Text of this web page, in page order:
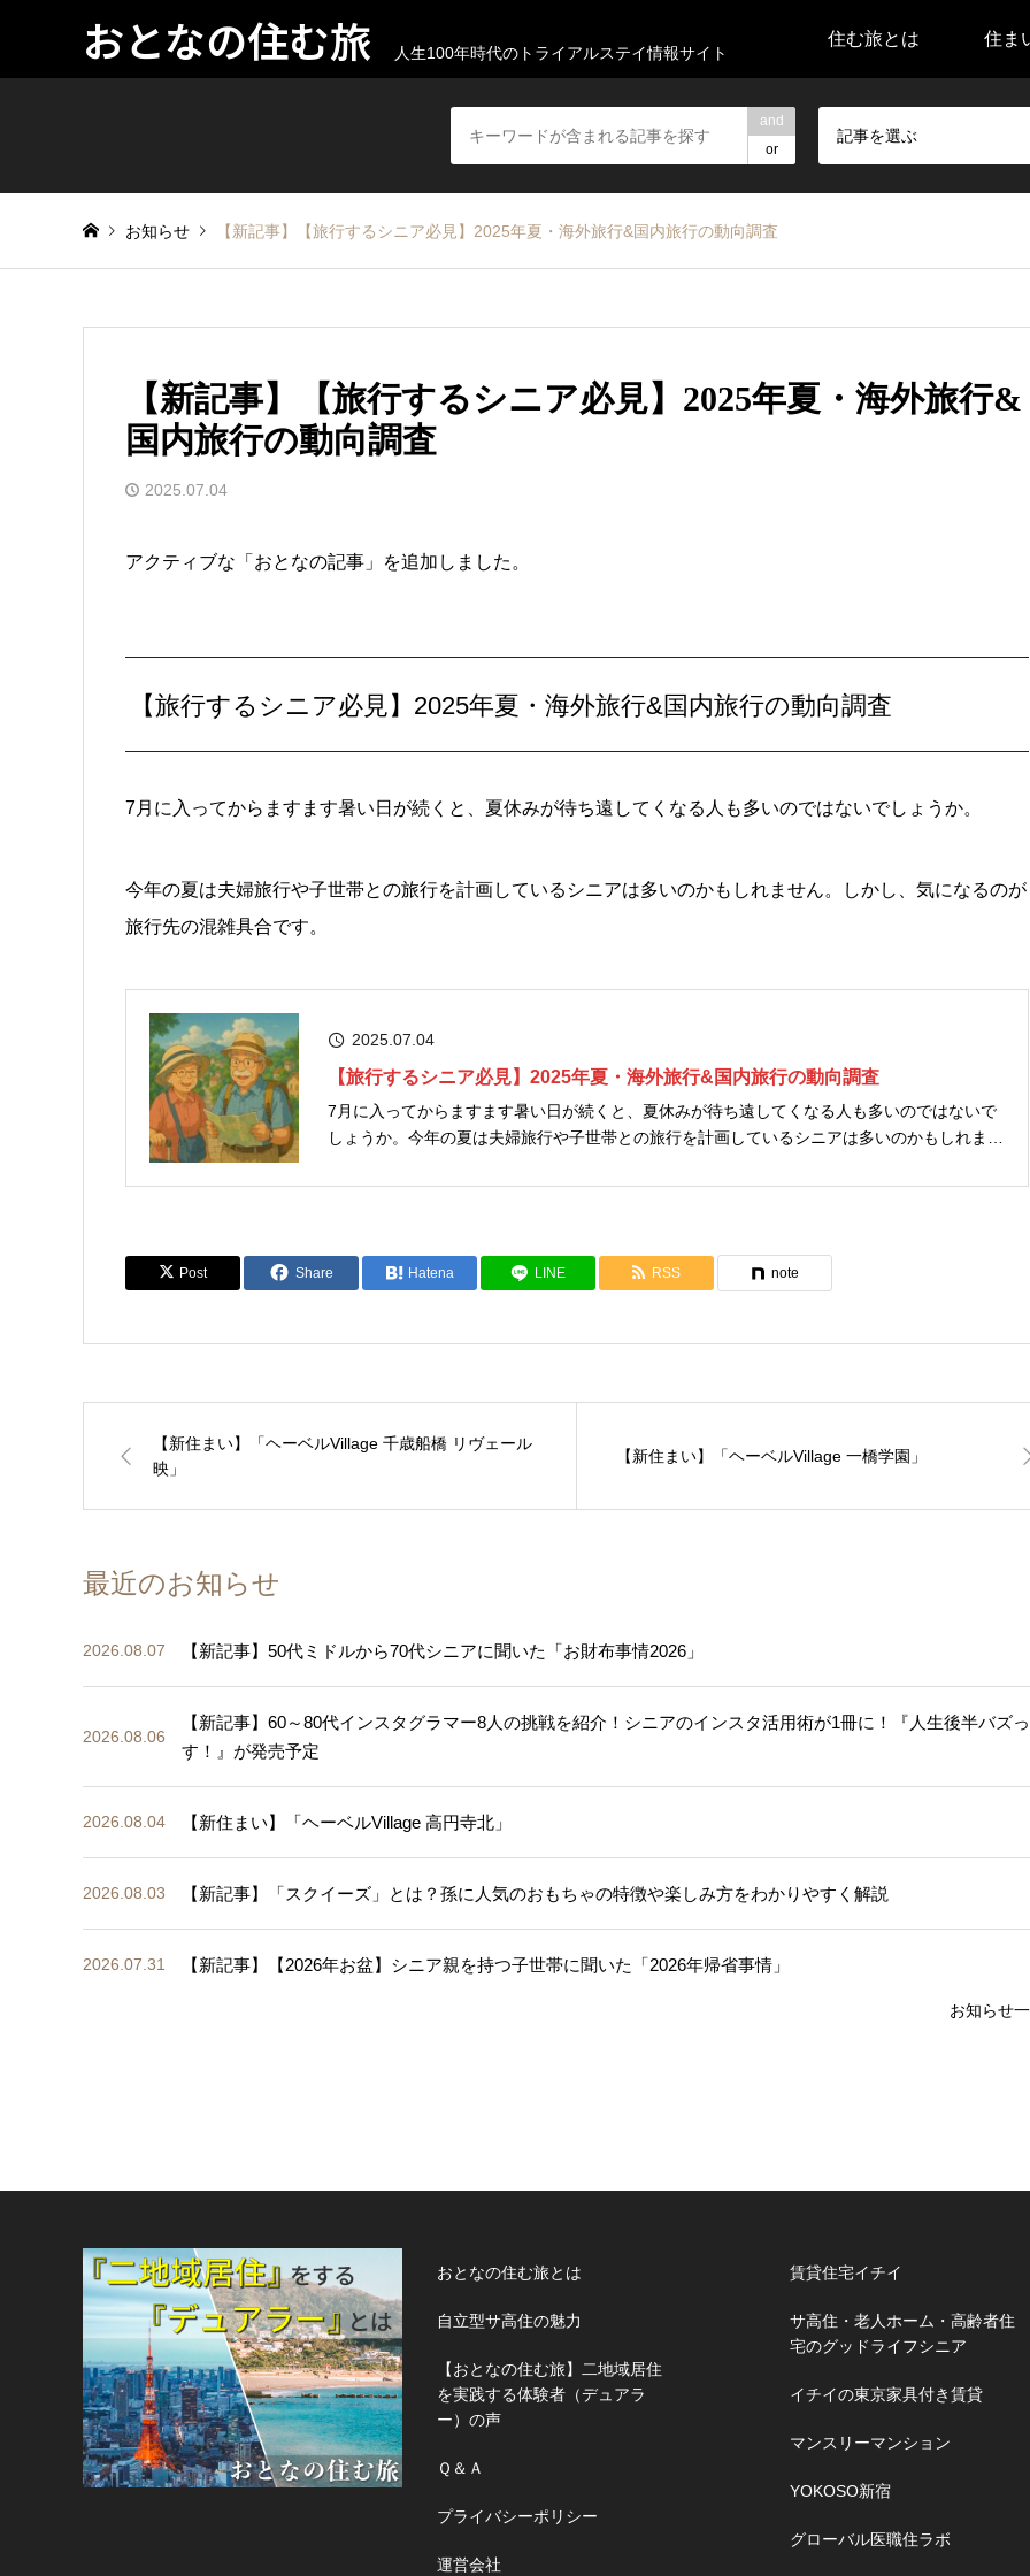
おとなの住む旅 人生100年時代のトライアルステイ情報サイト
住む旅とは 住ま
and
or
記事を選ぶ
お知らせ 【新記事】【旅行するシニア必見】2025年夏・海外旅行&国内旅行の動向調査
【新記事】【旅行するシニア必見】2025年夏・海外旅行&
国内旅行の動向調査
2025.07.04
アクティブな「おとなの記事」を追加しました。
【旅行するシニア必見】2025年夏・海外旅行&国内旅行の動向調査
7月に入ってからますます暑い日が続くと、夏休みが待ち遠してくなる人も多いのではないでしょうか。
今年の夏は夫婦旅行や子世帯との旅行を計画しているシニアは多いのかもしれません。しかし、気になるのが
旅行先の混雑具合です。
2025.07.04
【旅行するシニア必見】2025年夏・海外旅行&国内旅行の動向調査
7月に入ってからますます暑い日が続くと、夏休みが待ち遠してくなる人も多いのではないで
しょうか。今年の夏は夫婦旅行や子世帯との旅行を計画しているシニアは多いのかもしれませ
月15日～8月31日出発）の海外旅...
Post Share Hatena LINE RSS note
【新住まい】「ヘーベルVillage 千歳船橋 リヴェール
映」
【新住まい】「ヘーベルVillage 一橋学園」
最近のお知らせ
2026.08.07 【新記事】50代ミドルから70代シニアに聞いた「お財布事情2026」
2026.08.06
【新記事】60～80代インスタグラマー8人の挑戦を紹介！シニアのインスタ活用術が1冊に！『人生後半バズ
す！』が発売予定
2026.08.04 【新住まい】「ヘーベルVillage 高円寺北」
2026.08.03 【新記事】「スクイーズ」とは？孫に人気のおもちゃの特徴や楽しみ方をわかりやすく解説
2026.07.31 【新記事】【2026年お盆】シニア親を持つ子世帯に聞いた「2026年帰省事情」
お知らせ
おとなの住む旅とは
自立型サ高住の魅力
【おとなの住む旅】二地域居住
を実践する体験者（デュアラ
ー）の声
Ｑ＆Ａ
プライバシーポリシー
運営会社
賃貸住宅イチイ
サ高住・老人ホーム・高齢者住
宅のグッドライフシニア
イチイの東京家具付き賃貸
マンスリーマンション
YOKOSO新宿
グローバル医職住ラボ